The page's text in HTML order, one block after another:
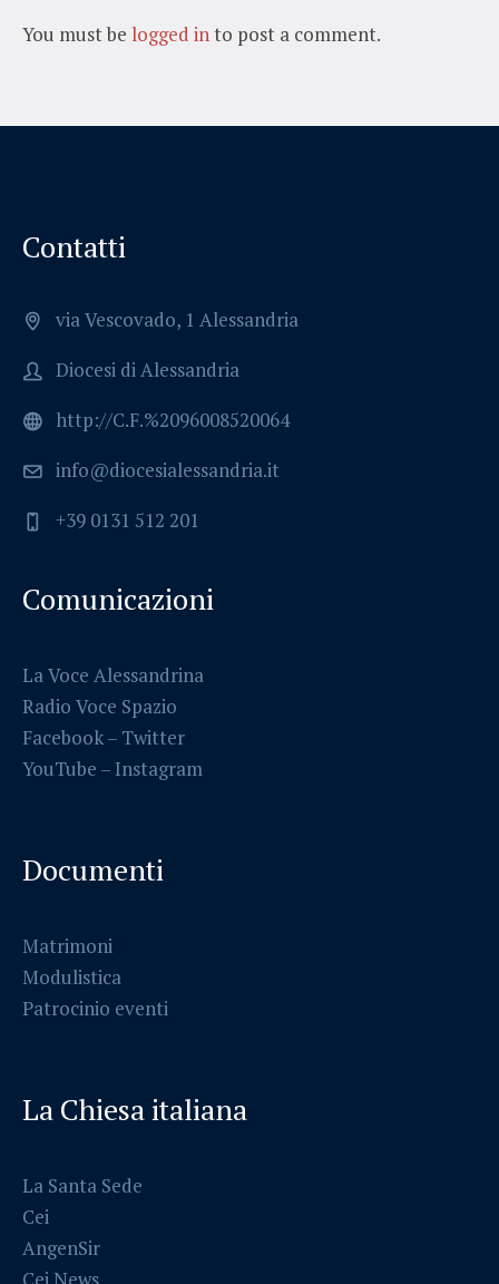
You must be logged into post a comment.
Contatti
via Vescovado, 1 Alessandria
Diocesi di Alessandria
http://C.F.%2096008520064
info@diocesialessandria.it
+39 0131 512 201
Comunicazioni
La Voce Alessandrina
Radio Voce Spazio
Facebook– Twitter
YouTube – Instagram
Documenti
Matrimoni
Modulistica
Patrocinio eventi
La Chiesa italiana
La Santa Sede
Cei
AngenSir